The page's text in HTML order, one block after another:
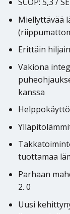
Miellyttävää
Erittäin
Vakiona
kanssa
tuottamaa
Parhaan
2. 0
Uusi